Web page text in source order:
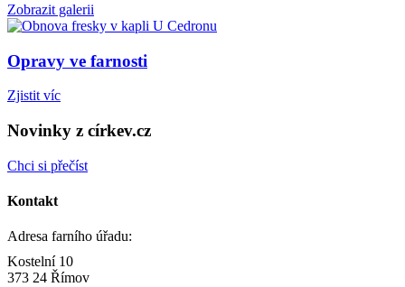
Zobrazit galerii
Opravy ve farnosti
Zjistit víc
Novinky z církev.cz
Chci si přečíst
Kontakt
Adresa farního úřadu:
Kostelní 10
373 24 Římov